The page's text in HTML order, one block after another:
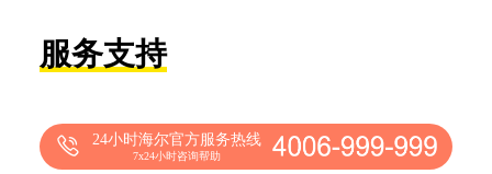
服务支持
24小时海尔官方服务热线
7x24小时咨询帮助